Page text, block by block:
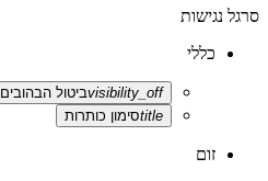
סרגל נגישות
כללי
visibility_offביטול הבהובים
titleסימון כותרות
זום